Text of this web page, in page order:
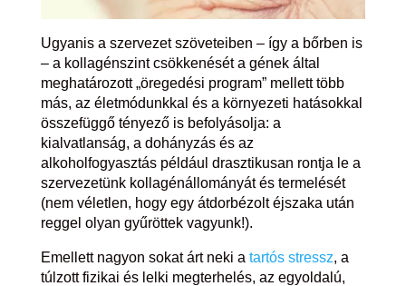
Ugyanis a szervezet szöveteiben – így a bőrben is
– a kollagénszint csökkenését a gének által
meghatározott „öregedési program” mellett több
más, az életmódunkkal és a környezeti hatásokkal
összefüggő tényező is befolyásolja: a
kialvatlanság, a dohányzás és az
alkoholfogyasztás például drasztikusan rontja le a
szervezetünk kollagénállományát és termelését
(nem véletlen, hogy egy átdorbézolt éjszaka után
reggel olyan gyűröttek vagyunk!).
Emellett nagyon sokat árt neki a tartós stressz, a
túlzott fizikai és lelki megterhelés, az egyoldalú,